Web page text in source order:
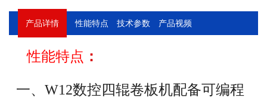
产品详情 性能特点 技术参数 产品视频
性能特点 ：
一、W12数控四辊卷板机配备可编程